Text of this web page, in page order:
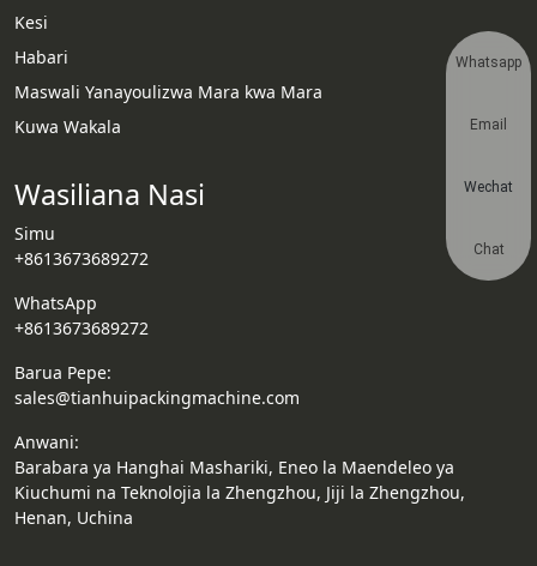
Kesi
Habari
Maswali Yanayoulizwa Mara kwa Mara
Kuwa Wakala
Wasiliana Nasi
Simu
+8613673689272
WhatsApp
+8613673689272
Barua Pepe:
sales@tianhuipackingmachine.com
Anwani:
Barabara ya Hanghai Mashariki, Eneo la Maendeleo ya
Kiuchumi na Teknolojia la Zhengzhou, Jiji la Zhengzhou,
Henan, Uchina
Whatsapp
Email
Wechat
Chat